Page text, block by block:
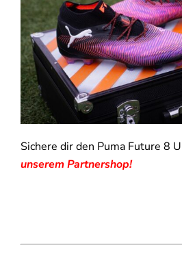
Sichere dir den Puma Future 8
unserem Partnershop!